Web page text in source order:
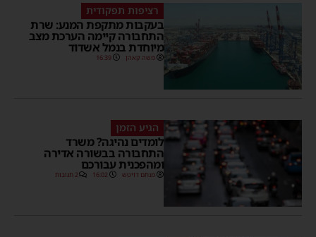
רציפות תפקודית
בעקבות מתקפת המנע: שרת
התחבורה קיימה הערכת מצב
מיוחדת בנמל אשדוד
משה קאהן 16:39
הגיע הזמן
לומדים נהיגה? משרד
התחבורה בבשורה אדירה
ומהפכנית עבורכם
מנחם דויטש 16:02 2 תגובות